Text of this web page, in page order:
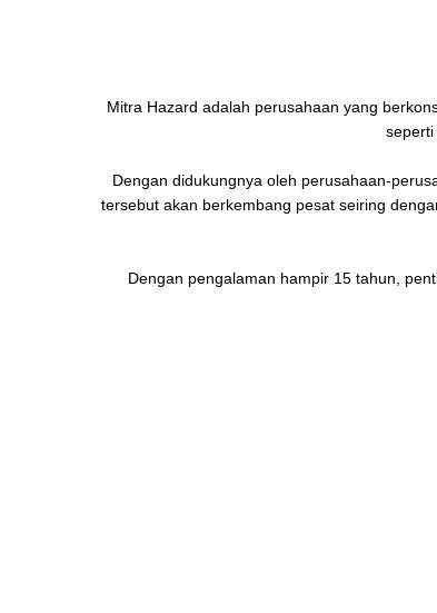
Mitra Hazard adalah perusahaan yang
seperti
Dengan didukungnya oleh perusahaan-
tersebut akan berkembang pesat seiring
Dengan pengalaman hampir 15 tahun,